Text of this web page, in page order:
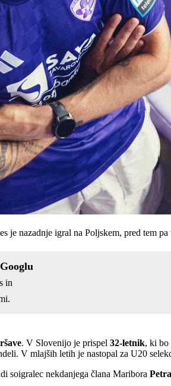
je nazadnje igral na Poljskem, pred tem
in
. V Slovenijo je prispel 32-letnik, ki bo
V mlajših letih je nastopal za U20
soigralec nekdanjega člana Maribora